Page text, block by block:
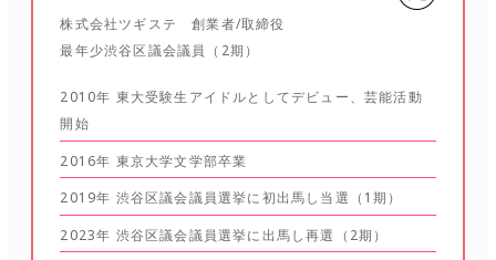
株式会社ツギステ 創業者/取締役
最年少渋谷区議会議員（2期）
2010年 東大受験生アイドルとしてデビュー、芸能活動
開始
2016年 東京大学文学部卒業
2019年 渋谷区議会議員選挙に初出馬し当選（1期）
2023年 渋谷区議会議員選挙に出馬し再選（2期）